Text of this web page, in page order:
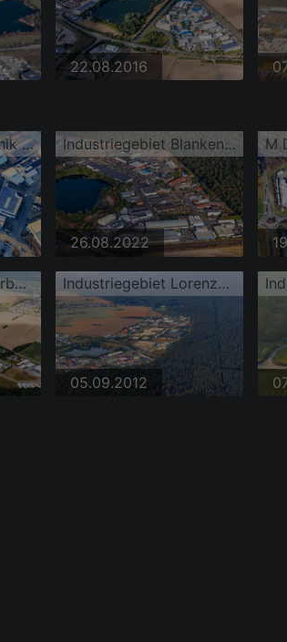
22.08.2016
Schmitt Elektrotechnik und Fit-in FitnessClub 5 am Baggersee Blankenloch Industriegebiet Blankenloch
26.08.2022
Industrie- und Gewerbegebiet mit IWK Verpackungstechnik GmbH Industriegebiet Lorenzstraße mit IWK Verpackungstechnik GmbH und NDT Global
05.09.2012